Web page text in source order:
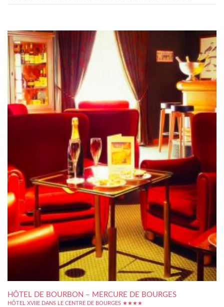
HÔTEL DE BOURBON – MERCURE DE BOURGES
HÔTEL XVIIE DANS LE CENTRE DE BOURGES ★★★★